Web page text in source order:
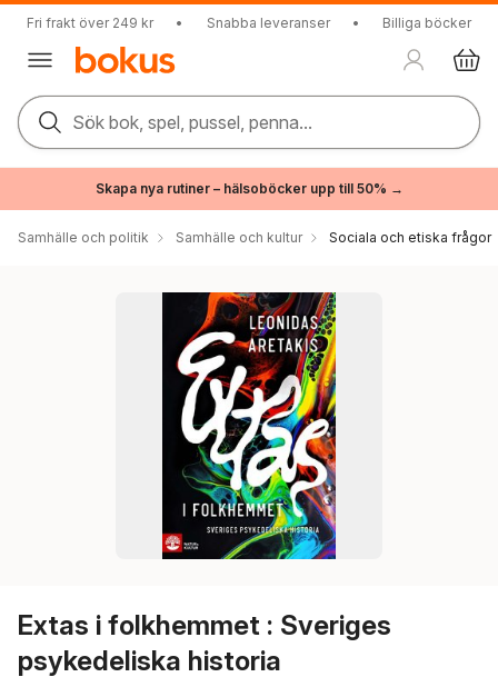
Fri frakt över 249 kr • Snabba leveranser • Billiga böcker
Sök bok, spel, pussel, penna...
Skapa nya rutiner – hälsoböcker upp till 50% →
Samhälle och politik Samhälle och kultur Sociala och etiska frågor
Extas i folkhemmet : Sveriges
psykedeliska historia